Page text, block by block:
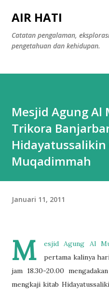
AIR HATI
Catatan pengalaman,
pengetahuan dan kehidupan.
Mesjid Agung Al
Trikora
Hidayatussalikin
Muqadimmah
Januari 11, 2011
M
esjid Agung Al
pertama kalinya
jam 18.30-20.00
mengkaji kitab